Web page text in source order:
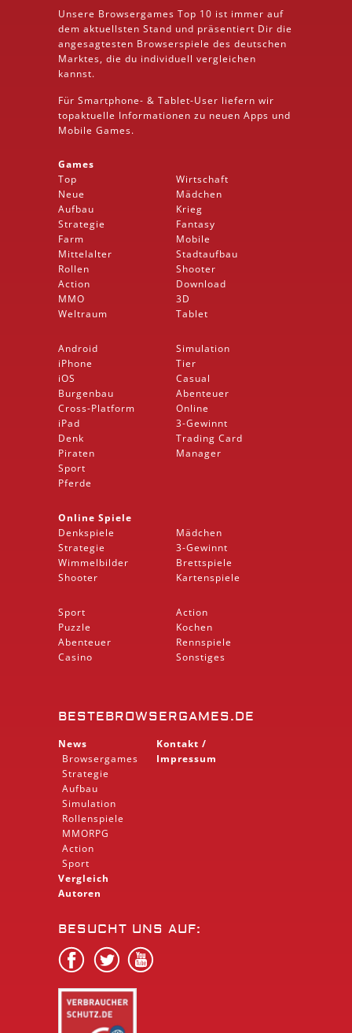
Unsere Browsergames Top 10 ist immer auf
dem aktuellsten Stand und präsentiert Dir die
angesagtesten Browserspiele des deutschen
Marktes, die du individuell vergleichen
kannst.
Für Smartphone- & Tablet-User liefern wir
topaktuelle Informationen zu neuen Apps und
Mobile Games.
Games
Top
Neue
Aufbau
Strategie
Farm
Mittelalter
Rollen
Action
MMO
Weltraum
Wirtschaft
Mädchen
Krieg
Fantasy
Mobile
Stadtaufbau
Shooter
Download
3D
Tablet
Android
iPhone
iOS
Burgenbau
Cross-Platform
iPad
Denk
Piraten
Sport
Pferde
Simulation
Tier
Casual
Abenteuer
Online
3-Gewinnt
Trading Card
Manager
Online Spiele
Denkspiele
Strategie
Wimmelbilder
Shooter
Mädchen
3-Gewinnt
Brettspiele
Kartenspiele
Sport
Puzzle
Abenteuer
Casino
Action
Kochen
Rennspiele
Sonstiges
BESTEBROWSERGAMES.DE
News
Browsergames
Strategie
Aufbau
Simulation
Rollenspiele
MMORPG
Action
Sport
Vergleich
Autoren
Kontakt /
Impressum
BESUCHT UNS AUF: